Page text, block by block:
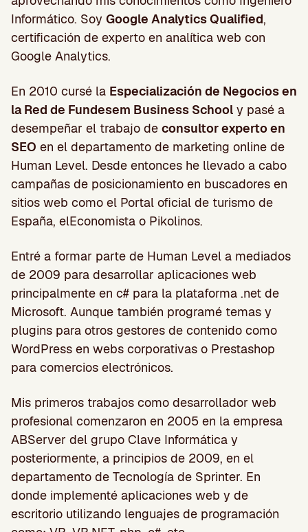
Informático. Soy Google Analytics Qualified,
certificación de experto en analítica web con
Google Analytics.
En 2010 cursé la Especialización de Negocios en
la Red de Fundesem Business School y pasé a
desempeñar el trabajo de consultor experto en
SEO en el departamento de marketing online de
Human Level. Desde entonces he llevado a cabo
campañas de posicionamiento en buscadores en
sitios web como el Portal oficial de turismo de
España, elEconomista o Pikolinos.
Entré a formar parte de Human Level a mediados
de 2009 para desarrollar aplicaciones web
principalmente en c# para la plataforma .net de
Microsoft. Aunque también programé temas y
plugins para otros gestores de contenido como
WordPress en webs corporativas o Prestashop
para comercios electrónicos.
Mis primeros trabajos como desarrollador web
profesional comenzaron en 2005 en la empresa
ABServer del grupo Clave Informática y
posteriormente, a principios de 2009, en el
departamento de Tecnología de Sprinter. En
donde implementé aplicaciones web y de
escritorio utilizando lenguajes de programación